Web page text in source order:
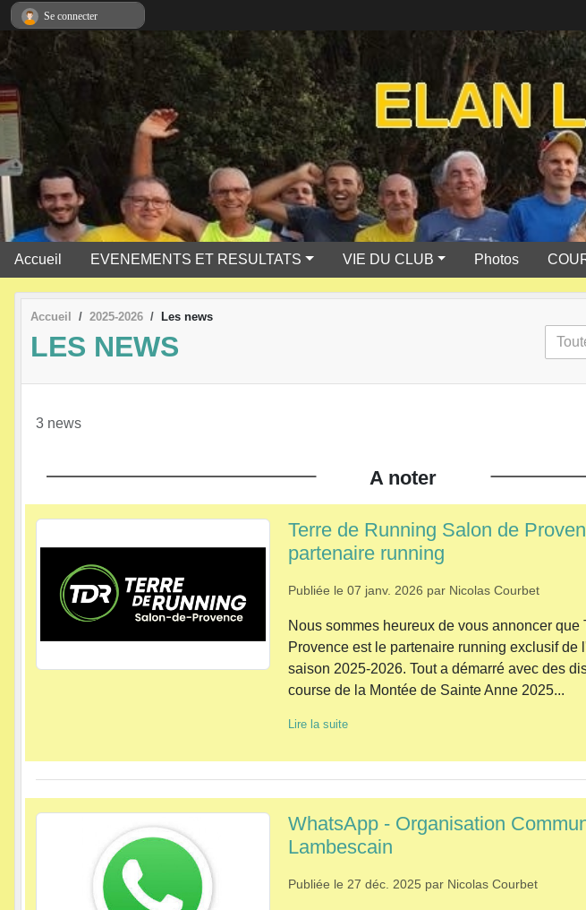
Accueil EVENEMENTS ET RESULTATS VIE DU CLUB Photos
Accueil 2025-2026 Les news
LES NEWS
3 news
A noter
Terre de Running Salon de
partenaire running
Publiée le 07 janv. 2026 par Nicolas Courbet
Nous sommes heureux de vous annoncer
Provence est le partenaire running exclusif de
saison 2025-2026. Tout a démarré avec des
course de la Montée de Sainte Anne 2025...
Lire la suite
WhatsApp - Organisation
Lambescain
Publiée le 27 déc. 2025 par Nicolas Courbet
Se connecter
Panneau de gestion des cookies